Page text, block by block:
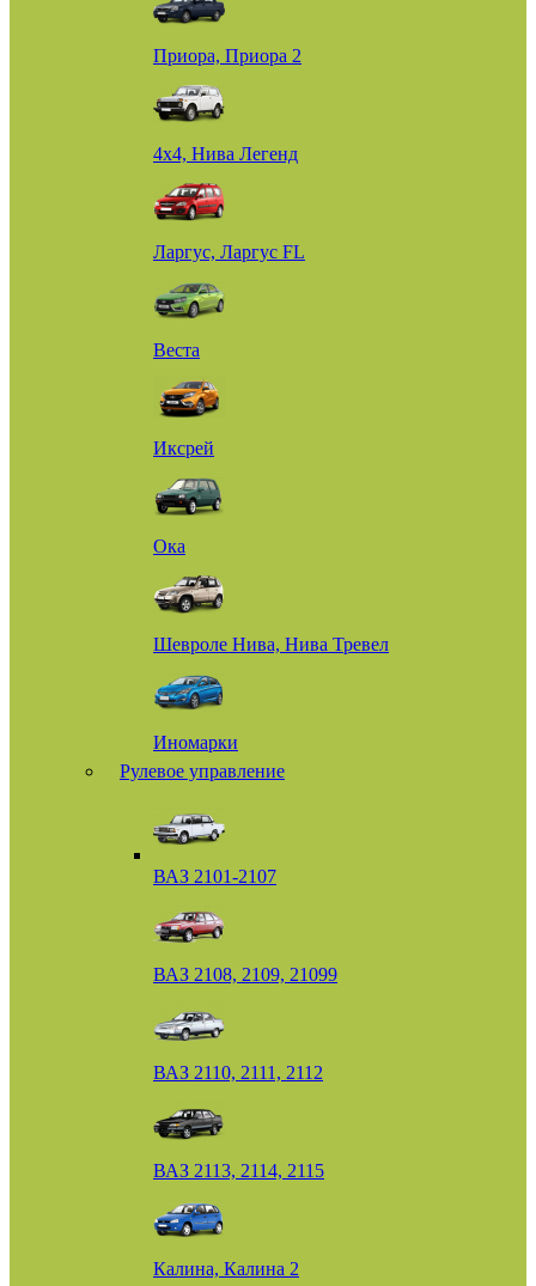
Приора, Приора 2
4х4, Нива Легенд
Ларгус, Ларгус FL
Веста
Иксрей
Ока
Шевроле Нива, Нива Тревел
Иномарки
Рулевое управление
ВАЗ 2101-2107
ВАЗ 2108, 2109, 21099
ВАЗ 2110, 2111, 2112
ВАЗ 2113, 2114, 2115
Калина, Калина 2